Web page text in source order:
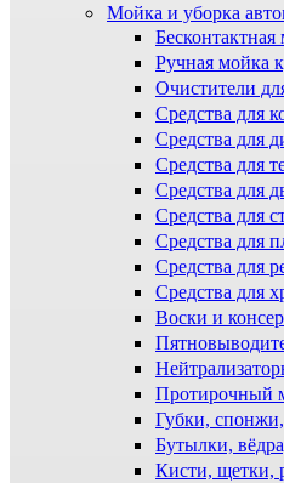
Мойка и уборка
Бесконтактная
Ручная мойка
Очистители
Средства для
Средства для
Средства для
Средства для
Средства для
Средства для
Средства для
Средства для
Воски и
Протирочный
Губки,
Бутылки,
Кисти, щетки,